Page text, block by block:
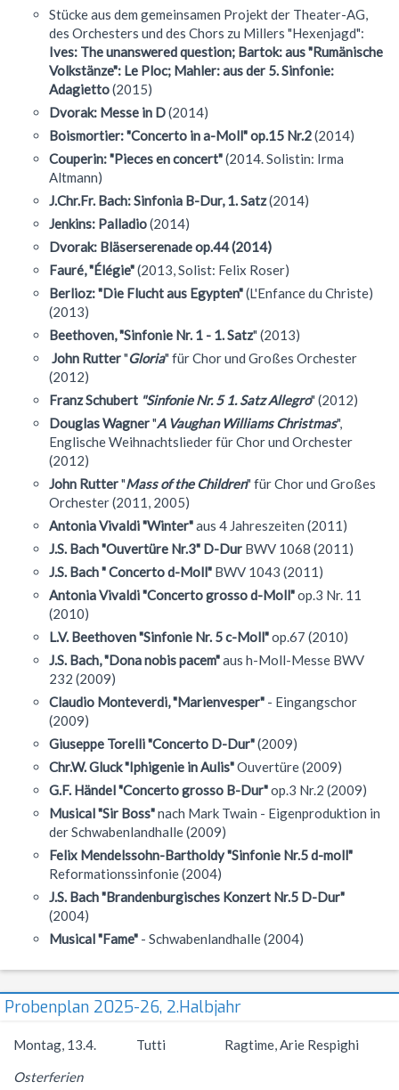
Stücke aus dem gemeinsamen Projekt der Theater-AG,
des Orchesters und des Chors zu Millers "Hexenjagd":
Ives: The unanswered question; Bartok: aus "Rumänische
Volkstänze": Le Ploc; Mahler: aus der 5. Sinfonie:
Adagietto(2015)
Dvorak: Messe in D(2014)
Boismortier: "Concerto in a-Moll" op.15 Nr.2(2014)
Couperin: "Pieces en concert"(2014. Solistin: Irma
Altmann)
J.Chr.Fr. Bach: Sinfonia B-Dur, 1. Satz(2014)
Jenkins: Palladio(2014)
Dvorak: Bläserserenade op.44(2014)
Fauré, "Élégie"(2013, Solist: Felix Roser)
Berlioz: "Die Flucht aus Egypten"(L'Enfance du Christe)
(2013)
Beethoven, "Sinfonie Nr. 1 - 1. Satz" (2013)
John Rutter"Gloria" für Chor und Großes Orchester
(2012)
Franz Schubert "Sinfonie Nr. 5 1. Satz Allegro" (2012)
Douglas Wagner"A Vaughan Williams Christmas",
Englische Weihnachtslieder für Chor und Orchester
(2012)
John Rutter"Mass of the Children" für Chor und Großes
Orchester (2011, 2005)
Antonia Vivaldi "Winter"aus 4 Jahreszeiten (2011)
J.S. Bach "Ouvertüre Nr.3" D-Dur BWV 1068 (2011)
J.S. Bach " Concerto d-Moll" BWV 1043 (2011)
Antonia Vivaldi "Concerto grosso d-Moll"op.3 Nr. 11
(2010)
L.V. Beethoven "Sinfonie Nr. 5 c-Moll"op.67 (2010)
J.S. Bach, "Dona nobis pacem"aus h-Moll-Messe BWV
232 (2009)
Claudio Monteverdi, "Marienvesper" - Eingangschor
(2009)
Giuseppe Torelli "Concerto D-Dur"(2009)
Chr.W. Gluck "Iphigenie in Aulis"Ouvertüre (2009)
G.F. Händel "Concerto grosso B-Dur"op.3 Nr.2 (2009)
Musical "Sir Boss"nach Mark Twain - Eigenproduktion in
der Schwabenlandhalle (2009)
Felix Mendelssohn-Bartholdy "Sinfonie Nr.5 d-moll"
Reformationssinfonie (2004)
J.S. Bach "Brandenburgisches Konzert Nr.5 D-Dur"
(2004)
Musical "Fame" - Schwabenlandhalle (2004)
Probenplan 2025-26, 2.Halbjahr
Montag, 13.4. Tutti Ragtime, Arie Respighi
Osterferien